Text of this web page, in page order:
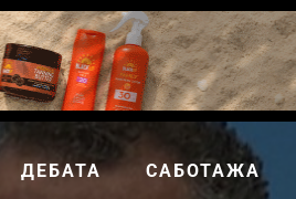
ДЕБАТА САБОТАЖА